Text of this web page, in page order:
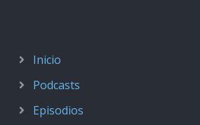
Inicio
Podcasts
Episodios